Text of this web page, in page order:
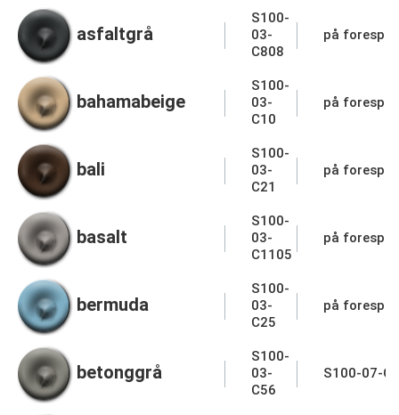
asfaltgrå
S100-
03-
C808
på
bahamabeige
S100-
03-
C10
på
bali
S100-
03-
C21
på
basalt
S100-
03-
C1105
på
bermuda
S100-
03-
C25
på
betonggrå
S100-
03-
C56
S100-07-